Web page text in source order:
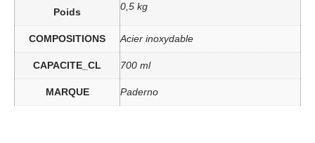
Poids 0,5 kg
COMPOSITIONS Acier inoxydable
CAPACITE_CL 700 ml
MARQUE Paderno